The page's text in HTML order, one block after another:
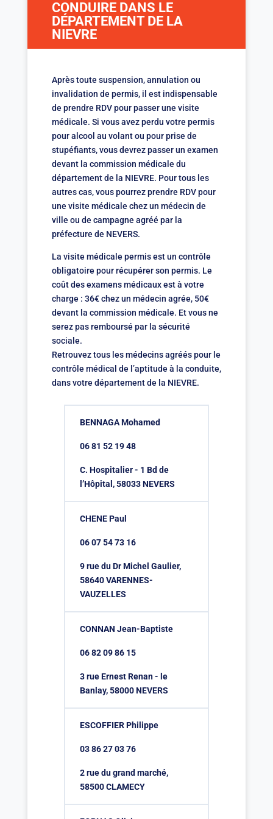
CONDUIRE DANS LE
DÉPARTEMENT DE LA
NIEVRE
Après toute suspension, annulation ou
invalidation de permis, il est indispensable
de prendre RDV pour passer une visite
médicale. Si vous avez perdu votre permis
pour alcool au volant ou pour prise de
stupéfiants, vous devrez passer un examen
devant la commission médicale du
département de la NIEVRE. Pour tous les
autres cas, vous pourrez prendre RDV pour
une visite médicale chez un médecin de
ville ou de campagne agréé par la
préfecture de NEVERS.
La visite médicale permis est un contrôle
obligatoire pour récupérer son permis. Le
coût des examens médicaux est à votre
charge : 36€ chez un médecin agrée, 50€
devant la commission médicale. Et vous ne
serez pas remboursé par la sécurité
sociale.
Retrouvez tous les médecins agréés pour le
contrôle médical de l’aptitude à la conduite,
dans votre département de la NIEVRE.
BENNAGA Mohamed
06 81 52 19 48
C. Hospitalier - 1 Bd de
l’Hôpital, 58033 NEVERS
CHENE Paul
06 07 54 73 16
9 rue du Dr Michel Gaulier,
58640 VARENNES-
VAUZELLES
CONNAN Jean-Baptiste
06 82 09 86 15
3 rue Ernest Renan - le
Banlay, 58000 NEVERS
ESCOFFIER Philippe
03 86 27 03 76
2 rue du grand marché,
58500 CLAMECY